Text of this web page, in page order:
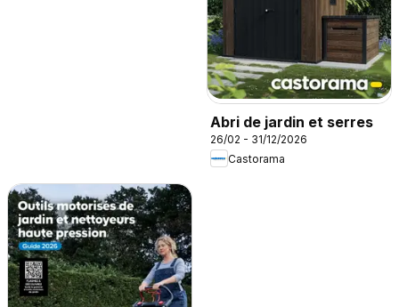
Abri de jardin et serres
26/02 - 31/12/2026
Castorama